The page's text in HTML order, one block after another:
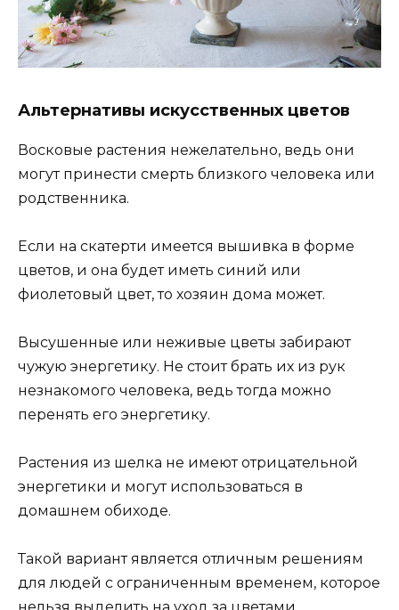
Альтернативы искусственных цветов
Восковые растения нежелательно, ведь они
могут принести смерть близкого человека или
родственника.
Если на скатерти имеется вышивка в форме
цветов, и она будет иметь синий или
фиолетовый цвет, то хозяин дома может.
Высушенные или неживые цветы забирают
чужую энергетику. Не стоит брать их из рук
незнакомого человека, ведь тогда можно
перенять его энергетику.
Растения из шелка не имеют отрицательной
энергетики и могут использоваться в
домашнем обиходе.
Такой вариант является отличным решениям
для людей с ограниченным временем, которое